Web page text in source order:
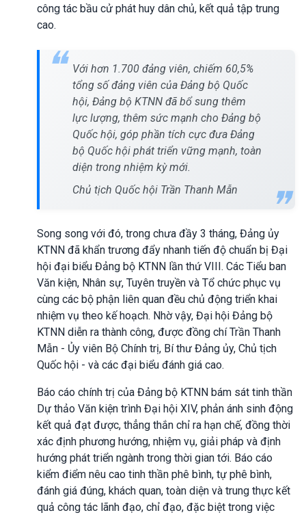
công tác bầu cử phát huy dân chủ, kết quả tập trung
cao.
Với hơn 1.700 đảng viên, chiếm 60,5%
tổng số đảng viên của Đảng bộ Quốc
hội, Đảng bộ KTNN đã bổ sung thêm
lực lượng, thêm sức mạnh cho Đảng bộ
Quốc hội, góp phần tích cực đưa Đảng
bộ Quốc hội phát triển vững mạnh, toàn
diện trong nhiệm kỳ mới.
Chủ tịch Quốc hội Trần Thanh Mẫn
Song song với đó, trong chưa đầy 3 tháng, Đảng ủy
KTNN đã khẩn trương đẩy nhanh tiến độ chuẩn bị Đại
hội đại biểu Đảng bộ KTNN lần thứ VIII. Các Tiểu ban
Văn kiện, Nhân sự, Tuyên truyền và Tổ chức phục vụ
cùng các bộ phận liên quan đều chủ động triển khai
nhiệm vụ theo kế hoạch. Nhờ vậy, Đại hội Đảng bộ
KTNN diễn ra thành công, được đồng chí Trần Thanh
Mẫn - Ủy viên Bộ Chính trị, Bí thư Đảng ủy, Chủ tịch
Quốc hội - và các đại biểu đánh giá cao.
Báo cáo chính trị của Đảng bộ KTNN bám sát tinh thần
Dự thảo Văn kiện trình Đại hội XIV, phản ánh sinh động
kết quả đạt được, thẳng thắn chỉ ra hạn chế, đồng thời
xác định phương hướng, nhiệm vụ, giải pháp và định
hướng phát triển ngành trong thời gian tới. Báo cáo
kiểm điểm nêu cao tinh thần phê bình, tự phê bình,
đánh giá đúng, khách quan, toàn diện và trung thực kết
quả công tác lãnh đạo, chỉ đạo, đặc biệt trong việc